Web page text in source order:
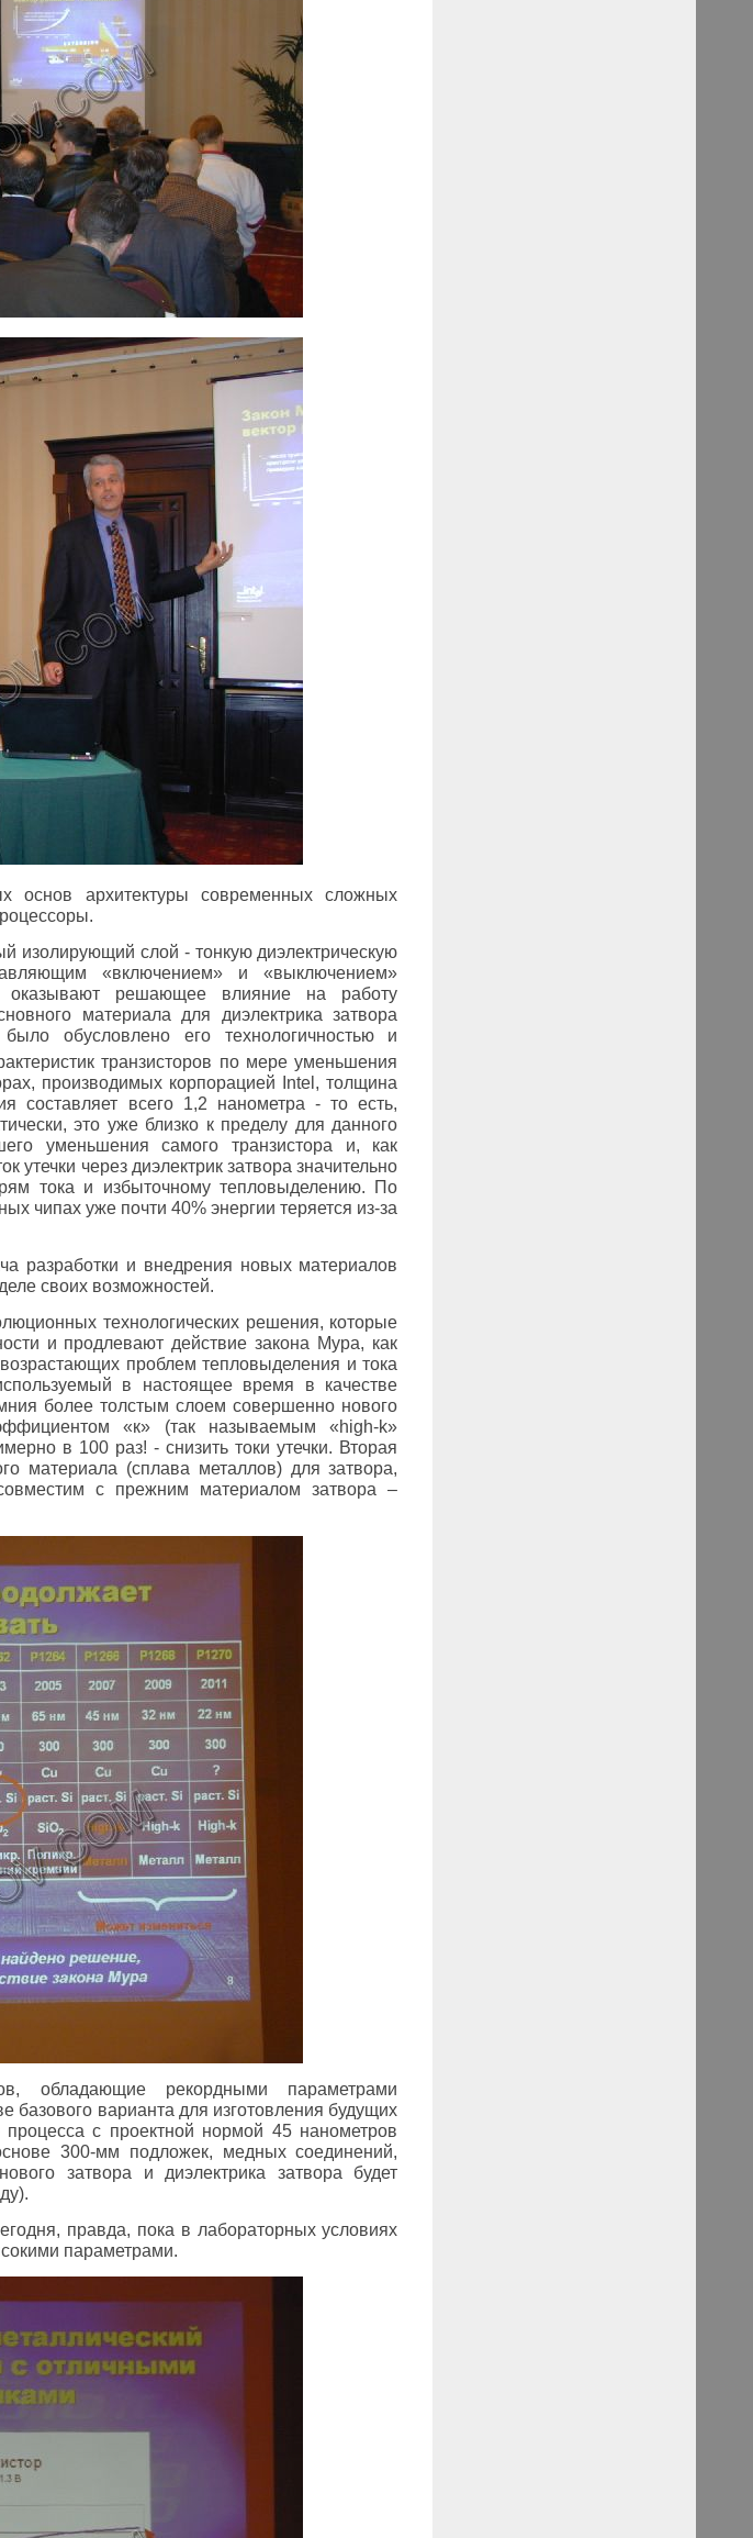
основ архитектуры современных сложных
изолирующий слой - тонкую диэлектрическую
«включением» и «выключением»
оказывают решающее влияние на работу
материала для диэлектрика затвора
обусловлено его технологичностью и
транзисторов по мере уменьшения
производимых корпорацией Intel, толщина
составляет всего 1,2 нанометра - то есть,
это уже близко к пределу для данного
уменьшения самого транзистора и, как
утечки через диэлектрик затвора значительно
тока и избыточному тепловыделению. По
чипах уже почти 40% энергии теряется из-за
разработки и внедрения новых материалов
своих возможностей.
технологических решения, которые
и продлевают действие закона Мура, как
проблем тепловыделения и тока
в настоящее время в качестве
более толстым слоем совершенно нового
«к» (так называемым «high-k»
в 100 раз! - снизить токи утечки. Вторая
материала (сплава металлов) для затвора,
с прежним материалом затвора –
обладающие рекордными параметрами
базового варианта для изготовления будущих
с проектной нормой 45 нанометров
300-мм подложек, медных соединений,
затвора и диэлектрика затвора будет
правда, пока в лабораторных условиях
параметрами.